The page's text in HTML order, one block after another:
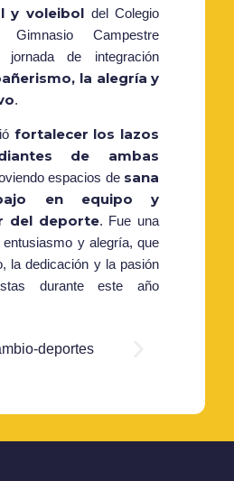
y voleibol del Colegio
Campestre
de integración
la alegría y
.
fortalecer los lazos
de ambas
espacios de sana
en equipo y
del deporte. Fue una
y alegría, que
la dedicación y la pasión
durante este año